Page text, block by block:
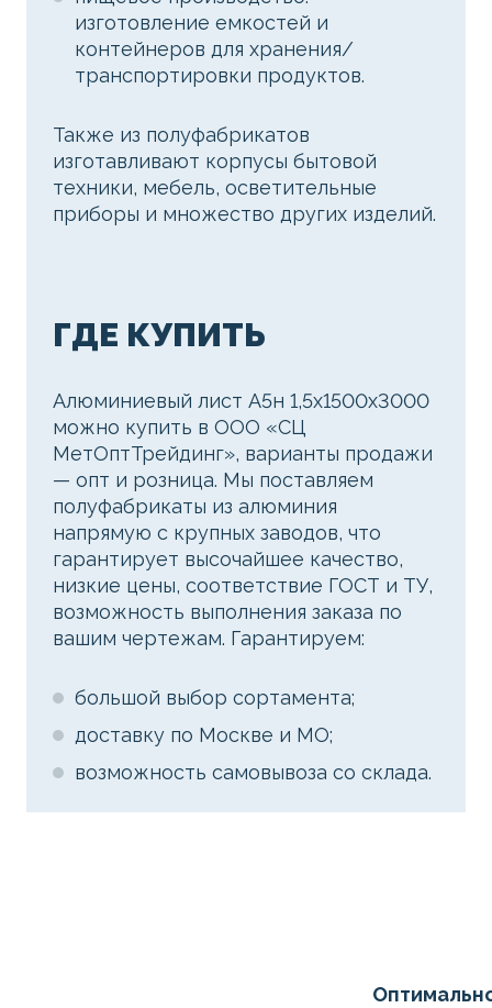
изготовление емкостей и
контейнеров для хранения/
транспортировки продуктов.
Также из полуфабрикатов
изготавливают корпусы бытовой
техники, мебель, осветительные
приборы и множество других изделий.
ГДЕ КУПИТЬ
Алюминиевый лист А5н 1,5х1500х3000
можно купить в ООО «СЦ
МетОптТрейдинг», варианты продажи
— опт и розница. Мы поставляем
полуфабрикаты из алюминия
напрямую с крупных заводов, что
гарантирует высочайшее качество,
низкие цены, соответствие ГОСТ и ТУ,
возможность выполнения заказа по
вашим чертежам. Гарантируем:
большой выбор сортамента;
доставку по Москве и МО;
возможность самовывоза со склада.